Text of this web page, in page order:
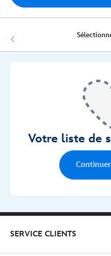
Votre liste de
Liste de souhaits
SERVICE CLIENTS